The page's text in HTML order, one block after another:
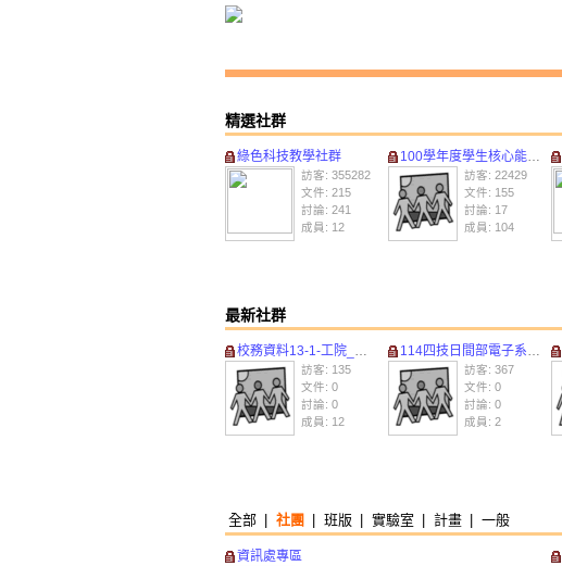
精選社群
綠色科技教學社群
訪客: 355282
文件: 215
討論: 241
成員: 12
100學年度學生核心能力作業區
訪客: 22429
文件: 155
討論: 17
成員: 104
最新社群
校務資料13-1-工院_智車系
訪客: 135
文件: 0
討論: 0
成員: 12
114四技日間部電子系乙班
訪客: 367
文件: 0
討論: 0
成員: 2
全部 社團 班版 實驗室 計畫 一般
資訊處專區